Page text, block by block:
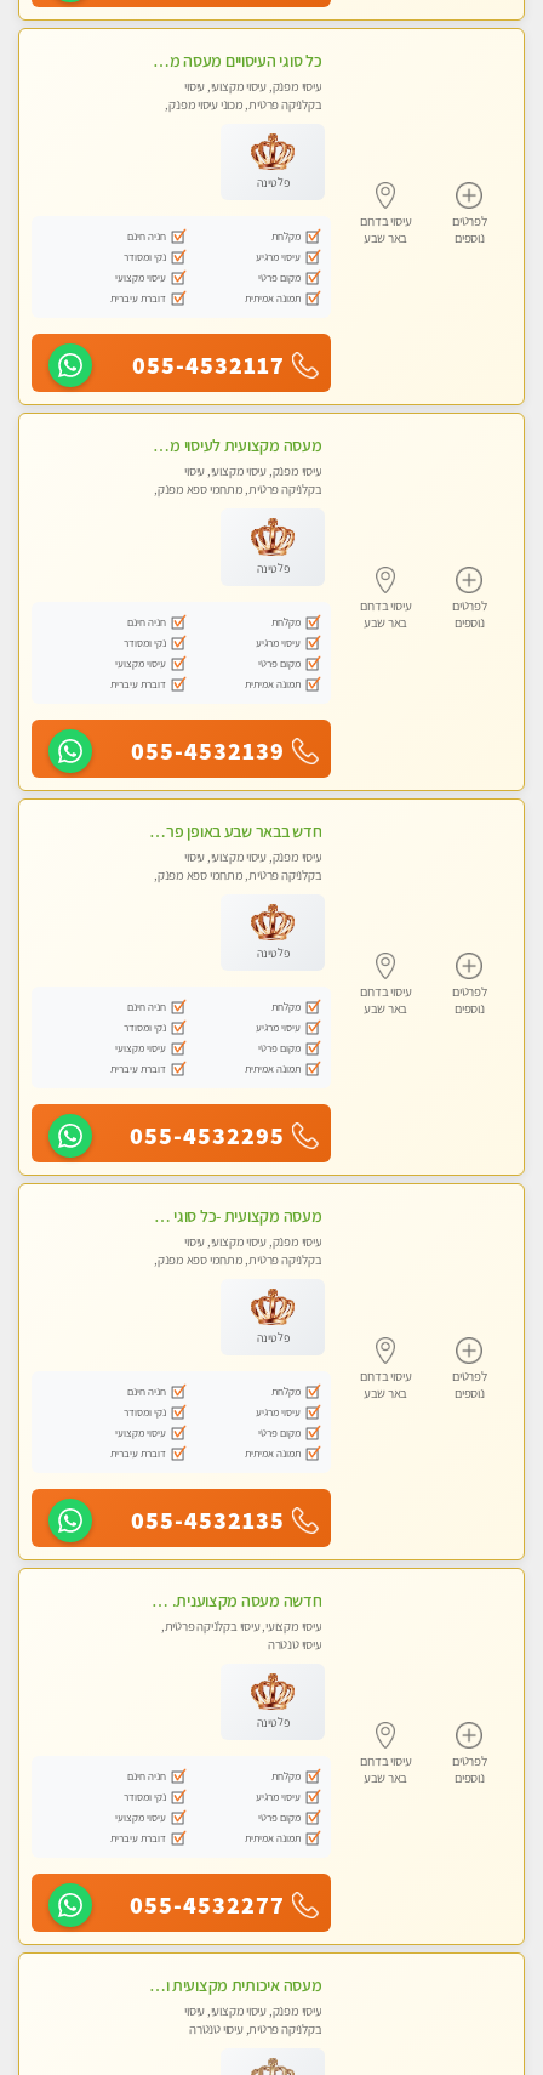
לפרטים
נוספים
עיסוי בדרום
באר שבע
כל סוגי העיסויים מעסה מקצועית ואיכותית פרטי!!!חדש חדש בבאר שבע
עיסוי מפנק, עיסוי מקצועי, עיסוי
בקלניקה פרטית, מכוני עיסוי מפנק,
פלטינה
מקלחת
חניה חינם
עיסוי מרגיע
נקי ומסודר
מקום פרטי
עיסוי מקצועי
תמונה אמיתית
דוברת עיברית
055-4532117
לפרטים
נוספים
עיסוי בדרום
באר שבע
מעסה מקצועית לעיסוי מפנק ללא מין !!
עיסוי מפנק, עיסוי מקצועי, עיסוי
בקלניקה פרטית, מתחמי ספא מפנק,
פלטינה
מקלחת
חניה חינם
עיסוי מרגיע
נקי ומסודר
מקום פרטי
עיסוי מקצועי
תמונה אמיתית
דוברת עיברית
055-4532139
לפרטים
נוספים
עיסוי בדרום
באר שבע
חדש בבאר שבע באופן פרטי ודיסקרטי מקום יפה מסודר נקי ואווירה נעימה יחס טוב בבית חם! ללא מין !
עיסוי מפנק, עיסוי מקצועי, עיסוי
בקלניקה פרטית, מתחמי ספא מפנק,
פלטינה
מקלחת
חניה חינם
עיסוי מרגיע
נקי ומסודר
מקום פרטי
עיסוי מקצועי
תמונה אמיתית
דוברת עיברית
055-4532295
לפרטים
נוספים
עיסוי בדרום
באר שבע
מעסה מקצועית -כל סוגי העיסויים מעסה מקצועית ואיכותית פרטי!!! ללא מין ! פרטים בווצאפ- WhatsApp
עיסוי מפנק, עיסוי מקצועי, עיסוי
בקלניקה פרטית, מתחמי ספא מפנק,
פלטינה
מקלחת
חניה חינם
עיסוי מרגיע
נקי ומסודר
מקום פרטי
עיסוי מקצועי
תמונה אמיתית
דוברת עיברית
055-4532135
לפרטים
נוספים
עיסוי בדרום
באר שבע
חדשה מעסה מקצוענית. אלופה-מומלץ לחלוטין!! מעסה מקצועית ואיכותית .פרטי!!!
עיסוי מקצועי, עיסוי בקלניקה פרטית,
עיסוי טנטרה
פלטינה
מקלחת
חניה חינם
עיסוי מרגיע
נקי ומסודר
מקום פרטי
עיסוי מקצועי
תמונה אמיתית
דוברת עיברית
055-4532277
מעסה איכותית מקצועית ומפנקת מאוד בבאר שבע
עיסוי מפנק, עיסוי מקצועי, עיסוי
בקלניקה פרטית, עיסוי טנטרה